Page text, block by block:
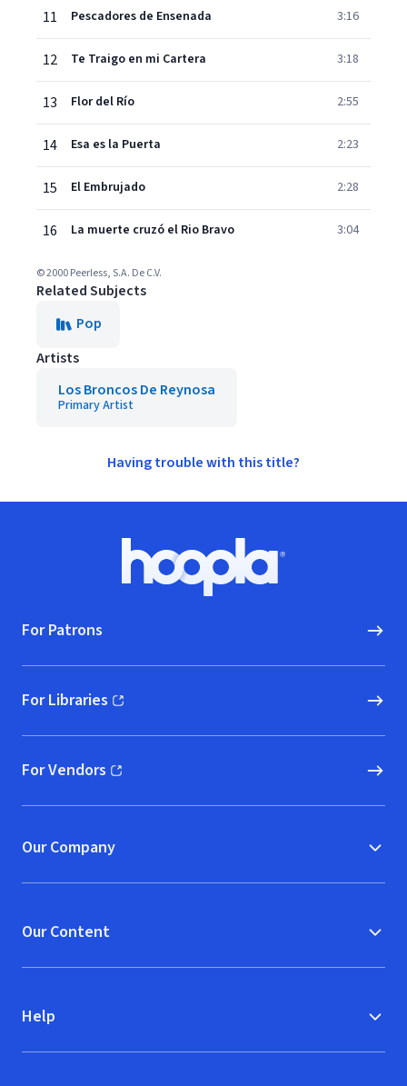
11 Pescadores de Ensenada 3:16
12 Te Traigo en mi Cartera 3:18
13 Flor del Río 2:55
14 Esa es la Puerta 2:23
15 El Embrujado 2:28
16 La muerte cruzó el Rio Bravo 3:04
© 2000 Peerless, S.A. De C.V.
Related Subjects
Pop
Artists
Los Broncos De Reynosa
Primary Artist
Having trouble with this title?
Hoopla logo, Go to homepage
For Patrons
For Libraries
(opens in new window)
For Vendors
(opens in new window)
Our Company
Our Content
Help